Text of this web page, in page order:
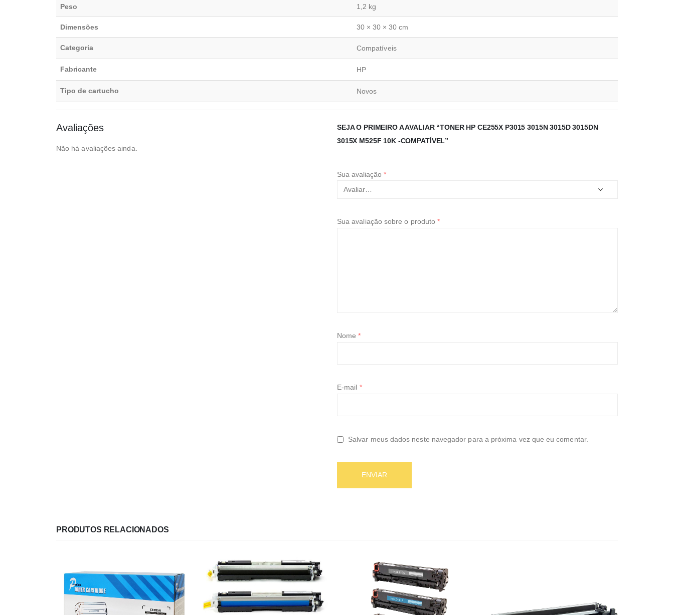
Peso 1,2 kg
Dimensões 30 × 30 × 30 cm
Categoria Compatíveis
Fabricante HP
Tipo de cartucho Novos
Avaliações
Não há avaliações ainda.
SEJA O PRIMEIRO A AVALIAR “TONER HP CE255X P3015 3015N 3015D 3015DN
3015X M525F 10K -COMPATÍVEL”
Sua avaliação *
Sua avaliação sobre o produto*
Nome*
E-mail *
Salvar meus dados neste navegador para a próxima vez que eu comentar.
PRODUTOS RELACIONADOS